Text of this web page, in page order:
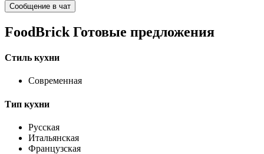
Сообщение в чат
FoodBrick Готовые предложения
Стиль кухни
Современная
Тип кухни
Русская
Итальянская
Французская